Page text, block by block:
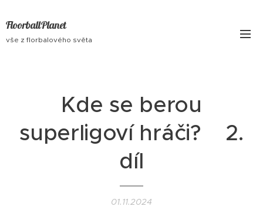
FloorballPlanet
vše z florbalového světa
Kde se berou
superligoví hráči? 2.
díl
01.11.2024